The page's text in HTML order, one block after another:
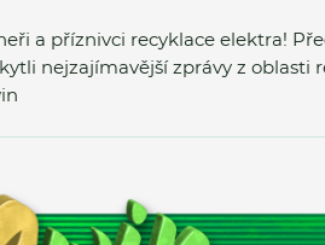
a příznivci recyklace elektra!
nejzajímavější zprávy z